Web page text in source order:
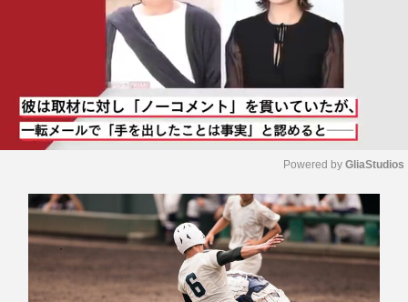
M
u
t
e
Powered by GliaStudios